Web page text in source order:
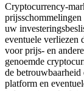
USDT New
USDT
Cryptocurrency-
uw
eventuele verliezen
voor prijs- en
genoemde
de
platform en